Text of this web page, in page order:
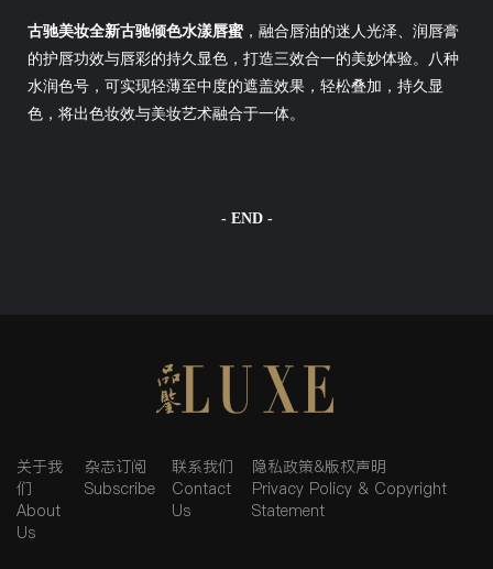
古驰美妆全新古驰倾色水漾唇蜜 ，融合唇油的迷人光泽、润唇膏
的护唇功效与唇彩的持久显色，打造三效合一的美妙体验。八种
水润色号，可实现轻薄至中度的遮盖效果，轻松叠加，持久显
色，将出色妆效与美妆艺术融合于一体。
- END -
关于我
们
About
Us
杂志订阅
Subscribe
联系我们
Contact
Us
隐私政策&版权声明
Privacy Policy & Copyright
Statement